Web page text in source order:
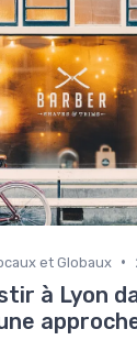
et Globaux •
à Lyon